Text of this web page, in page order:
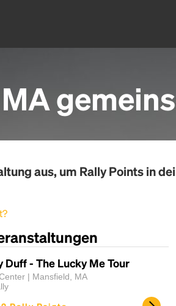
aus, um Rally Pointsin
Duff - The Lucky Me Tour
| Mansfield, MA